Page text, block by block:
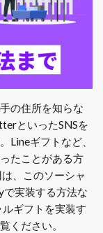
の住所を知らな
といったSNSを
Lineギフトなど、
たことがある方
、このソーシャ
で実装する方法な
ギフトを実装す
ください。